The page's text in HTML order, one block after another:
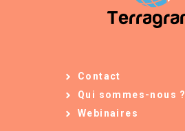
Contact
Qui sommes-nous ?
Webinaires